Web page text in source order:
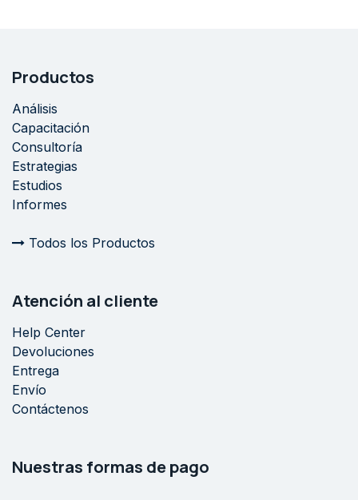
Productos
Análisis
Capacitación
Consultoría
Estrategias
Estudios
Informes
Todos los Productos
Atención al cliente
Help Center
Devoluciones
Entrega
Envío
Contáctenos
Nuestras formas de pago